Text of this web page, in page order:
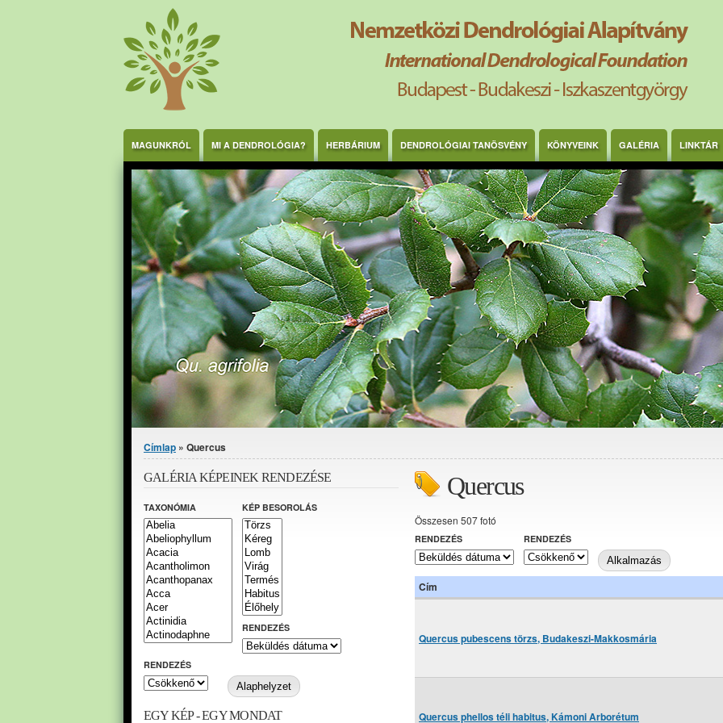
MAGUNKRÓL MI A DENDROLÓGIA? HERBÁRIUM DENDROLÓGIAI TANÖSVÉNY KÖNYVEINK GALÉRIA LINKTÁR
Jelenlegi hely
Címlap » Quercus
Quercus
Összesen 507 fotó
RENDEZÉS RENDEZÉS
Cím
Quercus pubescens törzs, Budakeszi-Makkosmária
Quercus phellos téli habitus, Kámoni Arborétum
GALÉRIA KÉPEINEK RENDEZÉSE
TAXONÓMIA KÉP BESOROLÁS
RENDEZÉS
RENDEZÉS
EGY KÉP - EGY MONDAT